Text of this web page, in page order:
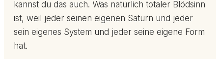
kannst du das auch. Was natürlich totaler Blödsinn
ist, weil jeder seinen eigenen Saturn und jeder
sein eigenes System und jeder seine eigene Form
hat.